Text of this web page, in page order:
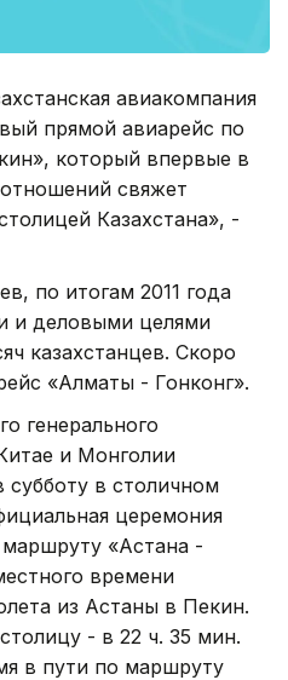
авиакомпания
прямой авиарейс по
который впервые в
свяжет
Казахстана», -
по итогам 2011 года
и деловыми целями
казахстанцев. Скоро
«Алматы - Гонконг».
генерального
и Монголии
в столичном
церемония
«Астана -
времени
из Астаны в Пекин.
- в 22 ч. 35 мин.
в пути по маршруту